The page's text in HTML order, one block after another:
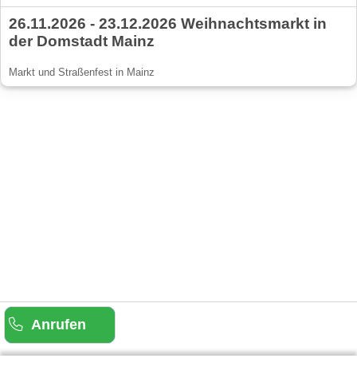
26.11.2026 - 23.12.2026 Weihnachtsmarkt in
der Domstadt Mainz
Markt und Straßenfest in Mainz
Anrufen